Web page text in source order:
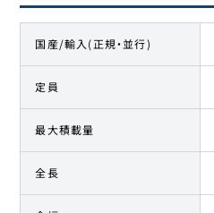
国産/輸入(正規・並行)
定員
最大積載量
全長